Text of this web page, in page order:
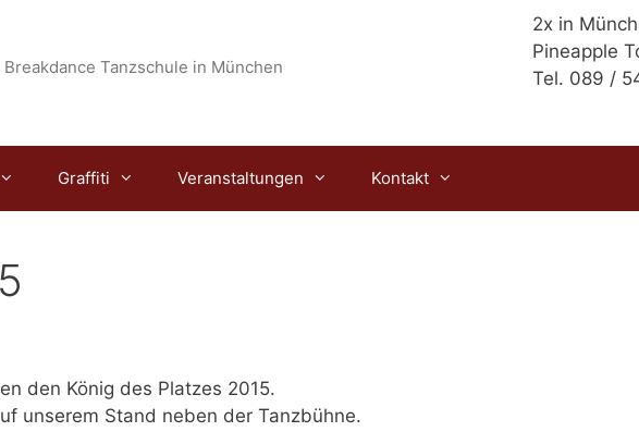
2x in
Pineapple
Tel. 089 /
Tanzschule in München
Graffiti Veranstaltungen Kontakt
den König des Platzes 2015.
unserem Stand neben der Tanzbühne.